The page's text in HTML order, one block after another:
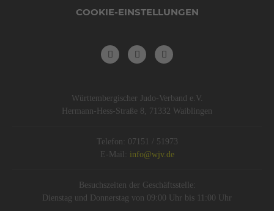
COOKIE-EINSTELLUNGEN
Württembergischer Judo-Verband e.V.
Hermann-Hess-Straße 8, 71332 Waiblingen
Telefon: 07151 / 51973
E-Mail: info@wjv.de
Besuchszeiten der Geschäftsstelle:
Dienstag und Donnerstag von 09:00 Uhr bis 11:00 Uhr